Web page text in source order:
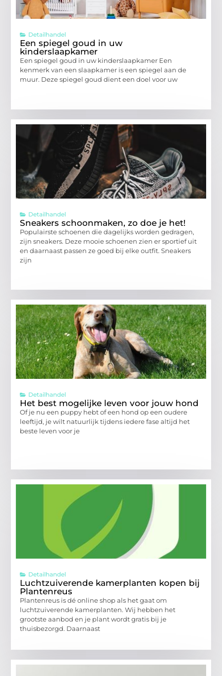
Detailhandel
Een spiegel goud in uw
kinderslaapkamer
Een spiegel goud in uw kinderslaapkamer Een
kenmerk van een slaapkamer is een spiegel aan de
muur. Deze spiegel goud dient een doel voor uw
Detailhandel
Sneakers schoonmaken, zo doe je het!
Populairste schoenen die dagelijks worden gedragen,
zijn sneakers. Deze mooie schoenen zien er sportief uit
en daarnaast passen ze goed bij elke outfit. Sneakers
zijn
Detailhandel
Het best mogelijke leven voor jouw hond
Of je nu een puppy hebt of een hond op een oudere
leeftijd, je wilt natuurlijk tijdens iedere fase altijd het
beste leven voor je
Detailhandel
Luchtzuiverende kamerplanten kopen bij
Plantenreus
Plantenreus is dé online shop als het gaat om
luchtzuiverende kamerplanten. Wij hebben het
grootste aanbod en je plant wordt gratis bij je
thuisbezorgd. Daarnaast